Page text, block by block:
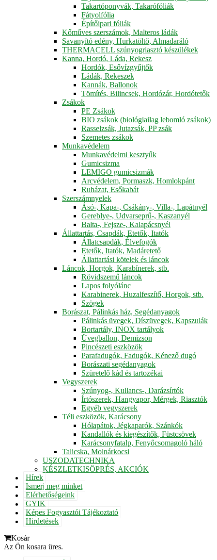
Takartóponyvák, Takarófóliák
Fátyolfólia
Építőipari fóliák
Kőműves szerszámok, Malteros ládák
Savanyító edény, Hurkatöltő, Almadaráló
THERMACELL szúnyogriasztó készülékek
Kanna, Hordó, Láda, Rekesz
Hordók, Esővízgyűjtők
Ládák, Rekeszek
Kannák, Ballonok
Tömítés, Bilincsek, Hordózár, Hordótetők
Zsákok
PE Zsákok
BIO zsákok (biológiailag lebomló zsákok)
Rasselzsák, Jutazsák, PP zsák
Szemetes zsákok
Munkavédelem
Munkavédelmi kesztyűk
Gumicsizma
LEMIGO gumicsizmák
Arcvédelem, Pormaszk, Homlokpánt
Ruházat, Esőkabát
Szerszámnyelek
Ásó-, Kapa-, Csákány-, Villa-, Lapátnyél
Gereblye-, Udvarseprű-, Kaszanyél
Balta-, Fejsze-, Kalapácsnyél
Állattartás, Csapdák, Etetők, Itatók
Állatcsapdák, Élvefogók
Etetők, Itatók, Madáretető
Állattartási kötelek és láncok
Láncok, Horgok, Karabínerek, stb.
Rövidszemű láncok
Lapos folyólánc
Karabinerek, Huzalfeszítő, Horgok, stb.
Szögek
Borászat, Pálinkás ház, Segédanyagok
Pálinkás üvegek, Díszüvegek, Kapszulák
Bortartály, INOX tartályok
Üvegballon, Demizson
Pincészeti eszközök
Parafadugók, Fadugók, Kénező dugó
Borászati segédanyagok
Szüretelő kád és tartozékai
Vegyszerek
Szúnyog-, Kullancs-, Darázsírtók
Írtószerek, Hangyapor, Mérgek, Riasztók
Egyéb vegyszerek
Téli eszközök, Karácsony
Hólapátok, Jégkaparók, Szánkók
Kandallók és kiegészítők, Füstcsövek
Karácsonyfatalp, Fenyőcsomagoló háló
Talicska, Molnárkocsi
USZODATECHNIKA
KÉSZLETKISÖPRÉS, AKCIÓK
Hírek
Ismerj meg minket
Elérhetőségeink
GYIK
Képes Fogyasztói Tájékoztató
Hirdetések
Kosár
Az Ön kosara üres.